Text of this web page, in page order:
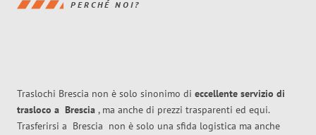
PERCHÉ NOI?
Traslochi Brescia non è solo sinonimo di eccellente servizio di
trasloco a Brescia , ma anche di prezzi trasparenti ed equi.
Trasferirsi a Brescia non è solo una sfida logistica ma anche